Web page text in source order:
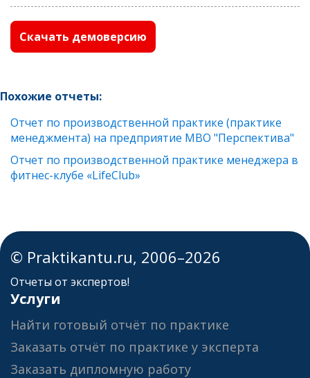
Скачать демоверсию
Похожие отчеты:
Отчет по производственной практике (практике
менеджмента) на предприятие МВО "Перспектива"
Отчет по производственной практике менеджера в
фитнес-клубе «LifeClub»
© Praktikantu.ru, 2006–2026
Отчеты от экспертов!
Услуги
Найти готовый отчёт по практике
Заказать отчёт по практике у эксперта
Заказать дипломную работу